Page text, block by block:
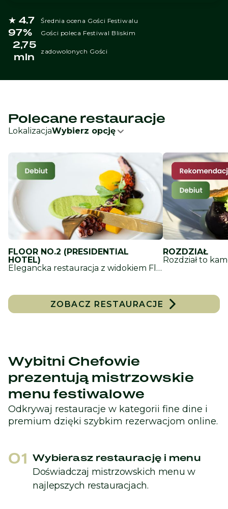
★ 4.7 Średnia ocena Gości Festiwalu
97% Gości poleca Festiwal Bliskim
2,75
mln
zadowolonych Gości
Polecane restauracje
LokalizacjaWybierz opcję
FLOOR NO.2 (PRESIDENTIAL
HOTEL)
Elegancka restauracja z widokiem Floor No.2 mieści się na II piętrze Warsaw Presidential Hotel. Serwujemy autorską kuchnię europejską z polskimi akcentami, opartą na sezonowych, lokalnych składnikach. To miejsce na rozmowy i smakowanie: od lunchu po kolację przy winie. Prosto, elegancko, bez zadęcia – z życzliwą obsługą i doborem win do każdego dania.
ROZDZIAŁ
ZOBACZ RESTAURACJE
Wybitni Chefowie
prezentują mistrzowskie
menu festiwalowe
Odkrywaj restauracje w kategorii fine dine i
premium dzięki szybkim rezerwacjom online.
01 Wybierasz restaurację i menu
Doświadczaj mistrzowskich menu w
najlepszych restauracjach.